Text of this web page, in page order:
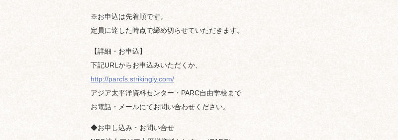
※お申込は先着順です。
定員に達した時点で締め切らせていただきます。
【詳細・お申込】
下記URLからお申込みいただくか、
http://parcfs.strikingly.com/
アジア太平洋資料センター・PARC自由学校まで
お電話・メールにてお問い合わせください。
◆お申し込み・お問い合せ